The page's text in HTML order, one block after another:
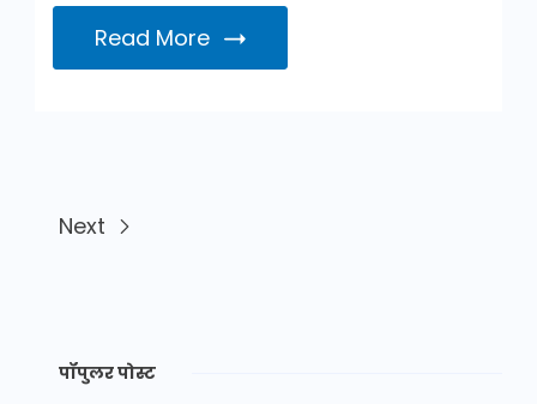
Read More
Next
पॉपुलर पोस्ट